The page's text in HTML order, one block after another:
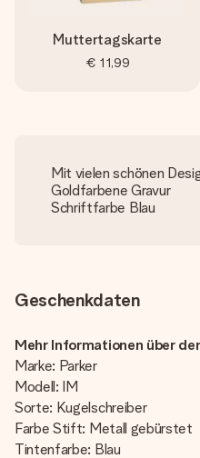
Muttertagskarte
€ 11,99
Mit vielen schönen
Goldfarbene Gravur
Schriftfarbe Blau
Geschenkdaten
Mehr Informationen über
Marke: Parker
Modell: IM
Sorte: Kugelschreiber
Farbe Stift: Metall gebürstet
Tintenfarbe: Blau